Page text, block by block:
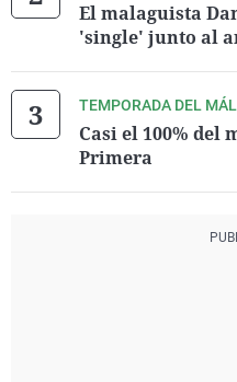
El malaguista
'single' junto al
TEMPORADA DEL
Casi el 100% del
Primera